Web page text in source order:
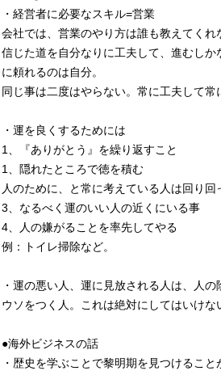
・経営者に必要なスキル=営業
会社では、営業のやり方は誰も教えてくれ
信じた道を自分なりに工夫して、進むしか
に頼れるのは自分。
同じ事は二度はやらない。常に工夫して常
・運を良くするためには
1、『ありがとう』を繰り返すこと
1、隠れたところで徳を積む
人のために、と常に考えている人は回り回
3、なるべく運のいい人の近くにいる事
4、人の嫌がることを率先してやる
例：トイレ掃除など。
・運の悪い人、運に見放される人は、人の
ウソをつく人。これは絶対にしてはいけな
●海外ビジネスの話
・歴史を学ぶことで黎明期を見つけること